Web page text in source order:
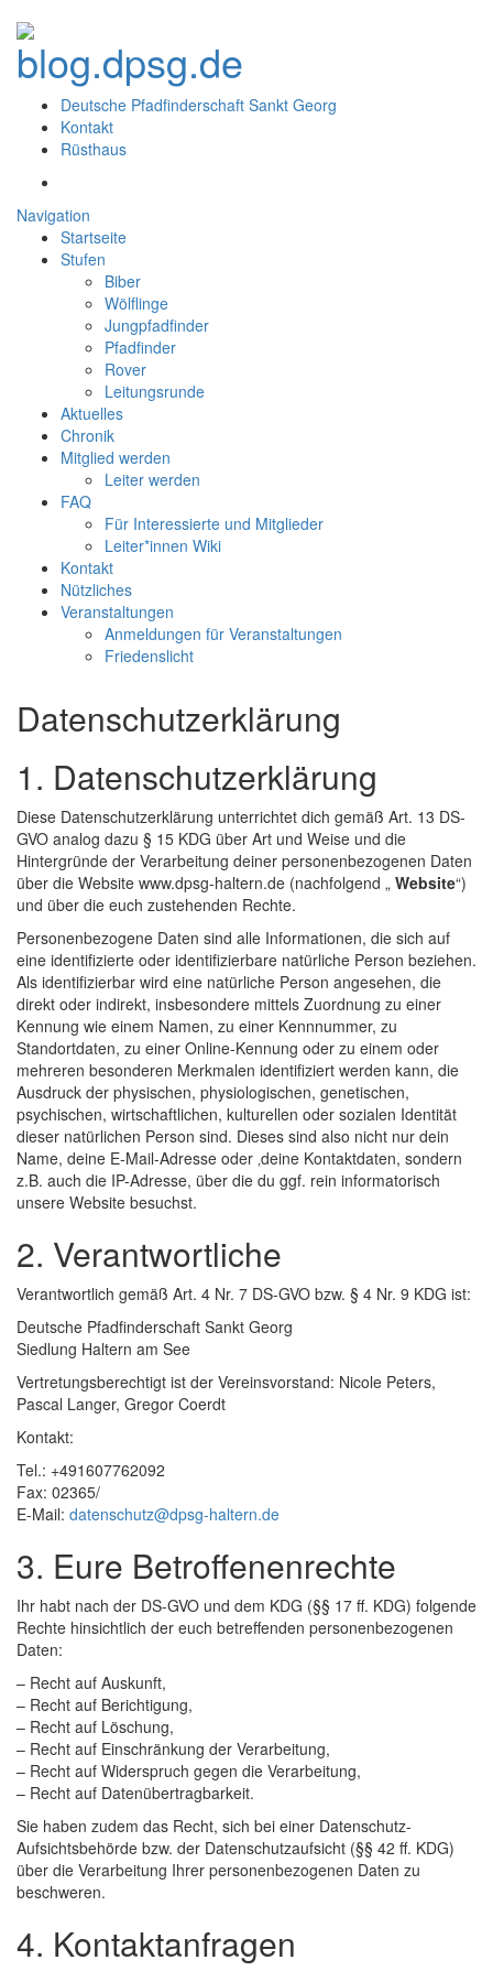
Deutsche Pfadfinderschaft Sankt Georg
Kontakt
Rüsthaus
Navigation
Startseite
Stufen
Biber
Wölflinge
Jungpfadfinder
Pfadfinder
Rover
Leitungsrunde
Aktuelles
Chronik
Mitglied werden
Leiter werden
FAQ
Für Interessierte und Mitglieder
Leiter*innen Wiki
Kontakt
Nützliches
Veranstaltungen
Anmeldungen für Veranstaltungen
Friedenslicht
Datenschutzerklärung
1. Datenschutzerklärung
Diese Datenschutzerklärung unterrichtet dich gemäß Art. 13 DS-
GVO analog dazu § 15 KDG über Art und Weise und die
Hintergründe der Verarbeitung deiner personenbezogenen Daten
über die Website www.dpsg-haltern.de (nachfolgend „ Website“)
und über die euch zustehenden Rechte.
Personenbezogene Daten sind alle Informationen, die sich auf
eine identifizierte oder identifizierbare natürliche Person beziehen.
Als identifizierbar wird eine natürliche Person angesehen, die
direkt oder indirekt, insbesondere mittels Zuordnung zu einer
Kennung wie einem Namen, zu einer Kennnummer, zu
Standortdaten, zu einer Online-Kennung oder zu einem oder
mehreren besonderen Merkmalen identifiziert werden kann, die
Ausdruck der physischen, physiologischen, genetischen,
psychischen, wirtschaftlichen, kulturellen oder sozialen Identität
dieser natürlichen Person sind. Dieses sind also nicht nur dein
Name, deine E-Mail-Adresse oder ‚deine Kontaktdaten, sondern
z.B. auch die IP-Adresse, über die du ggf. rein informatorisch
unsere Website besuchst.
2. Verantwortliche
Verantwortlich gemäß Art. 4 Nr. 7 DS-GVO bzw. § 4 Nr. 9 KDG ist:
Deutsche Pfadfinderschaft Sankt Georg
Siedlung Haltern am See
Vertretungsberechtigt ist der Vereinsvorstand: Nicole Peters,
Pascal Langer, Gregor Coerdt
Kontakt:
Tel.: +491607762092
Fax: 02365/
E-Mail: datenschutz@dpsg-haltern.de
3. Eure Betroffenenrechte
Ihr habt nach der DS-GVO und dem KDG (§§ 17 ff. KDG) folgende
Rechte hinsichtlich der euch betreffenden personenbezogenen
Daten:
– Recht auf Auskunft,
– Recht auf Berichtigung,
– Recht auf Löschung,
– Recht auf Einschränkung der Verarbeitung,
– Recht auf Widerspruch gegen die Verarbeitung,
– Recht auf Datenübertragbarkeit.
Sie haben zudem das Recht, sich bei einer Datenschutz-
Aufsichtsbehörde bzw. der Datenschutzaufsicht (§§ 42 ff. KDG)
über die Verarbeitung Ihrer personenbezogenen Daten zu
beschweren.
4. Kontaktanfragen